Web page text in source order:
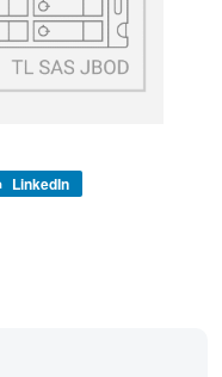
LinkedIn